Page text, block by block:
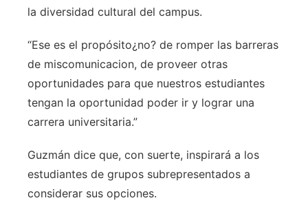
la diversidad cultural del campus.
“Ese es el propósito¿no? de romper las barreras
de miscomunicacion, de proveer otras
oportunidades para que nuestros estudiantes
tengan la oportunidad poder ir y lograr una
carrera universitaria.”
Guzmán dice que, con suerte, inspirará a los
estudiantes de grupos subrepresentados a
considerar sus opciones.